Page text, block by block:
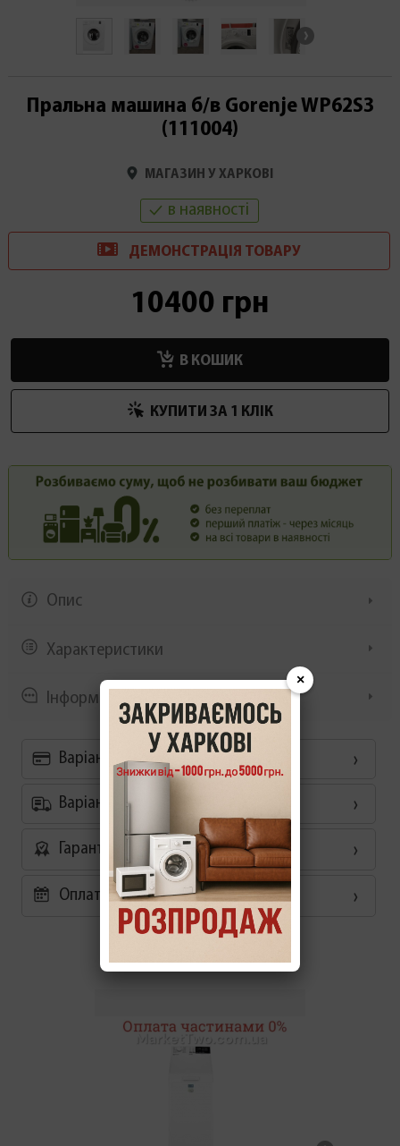
Пральна машина б/в Gorenje WP62S3
(111004)
МАГАЗИН У ХАРКОВІ
в наявності
ДЕМОНСТРАЦІЯ ТОВАРУ
10400 грн
В КОШИК
КУПИТИ ЗА 1 КЛIК
Опис
Характеристики
Інформація/демонстрація
Варіанти оплати
Варіанти доставки
Гарантія
Оплата частинами 0%
×